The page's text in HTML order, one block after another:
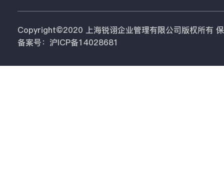
Copyright©2020 上海锐诩企业管理有限公司版权所有
备案号：沪ICP备14028681